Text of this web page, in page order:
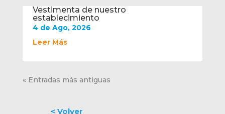
Vestimenta de nuestro
establecimiento
4 de Ago, 2026
Leer Más
« Entradas más antiguas